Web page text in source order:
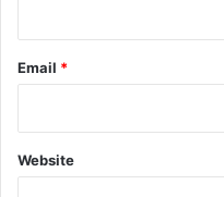
Email *
Website